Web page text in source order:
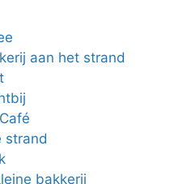
aan het strand
strand
bakkerij